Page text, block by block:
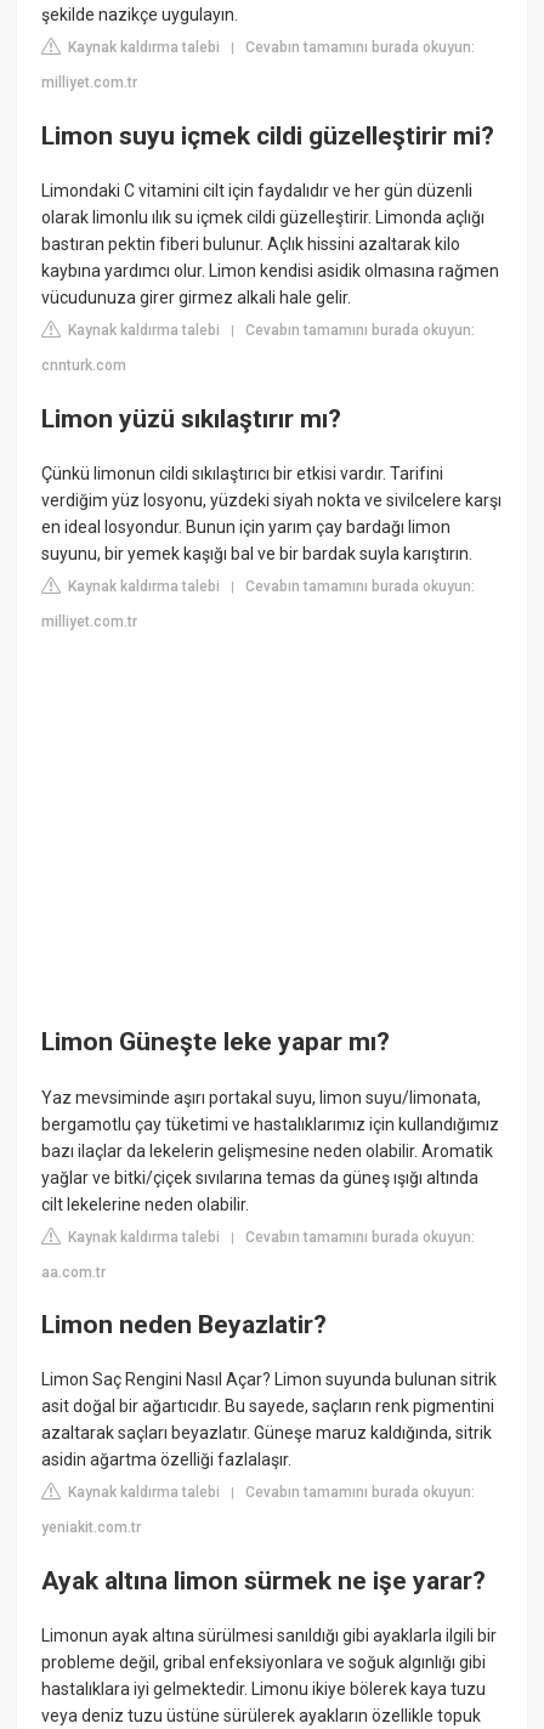
şekilde nazikçe uygulayın.
Kaynak kaldırma talebi |Cevabın tamamını burada okuyun:
milliyet.com.tr
Limon suyu içmek cildi güzelleştirir mi?
Limondaki C vitamini cilt için faydalıdır ve her gün düzenli
olarak limonlu ılık su içmek cildi güzelleştirir. Limonda açlığı
bastıran pektin fiberi bulunur. Açlık hissini azaltarak kilo
kaybına yardımcı olur. Limon kendisi asidik olmasına rağmen
vücudunuza girer girmez alkali hale gelir.
Kaynak kaldırma talebi |Cevabın tamamını burada okuyun:
cnnturk.com
Limon yüzü sıkılaştırır mı?
Çünkü limonun cildi sıkılaştırıcı bir etkisi vardır. Tarifini
verdiğim yüz losyonu, yüzdeki siyah nokta ve sivilcelere karşı
en ideal losyondur. Bunun için yarım çay bardağı limon
suyunu, bir yemek kaşığı bal ve bir bardak suyla karıştırın.
Kaynak kaldırma talebi |Cevabın tamamını burada okuyun:
milliyet.com.tr
Limon Güneşte leke yapar mı?
Yaz mevsiminde aşırı portakal suyu, limon suyu/limonata,
bergamotlu çay tüketimi ve hastalıklarımız için kullandığımız
bazı ilaçlar da lekelerin gelişmesine neden olabilir. Aromatik
yağlar ve bitki/çiçek sıvılarına temas da güneş ışığı altında
cilt lekelerine neden olabilir.
Kaynak kaldırma talebi |Cevabın tamamını burada okuyun:
aa.com.tr
Limon neden Beyazlatir?
Limon Saç Rengini Nasıl Açar? Limon suyunda bulunan sitrik
asit doğal bir ağartıcıdır. Bu sayede, saçların renk pigmentini
azaltarak saçları beyazlatır. Güneşe maruz kaldığında, sitrik
asidin ağartma özelliği fazlalaşır.
Kaynak kaldırma talebi |Cevabın tamamını burada okuyun:
yeniakit.com.tr
Ayak altına limon sürmek ne işe yarar?
Limonun ayak altına sürülmesi sanıldığı gibi ayaklarla ilgili bir
probleme değil, gribal enfeksiyonlara ve soğuk algınlığı gibi
hastalıklara iyi gelmektedir. Limonu ikiye bölerek kaya tuzu
veya deniz tuzu üstüne sürülerek ayakların özellikle topuk